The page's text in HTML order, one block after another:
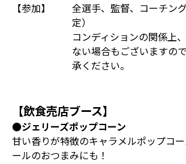
【参加】
全選手、監督、コーチン
定）
コンディションの関係上
ない場合もございますの
承ください。
【飲食売店ブース】
●ジェリーズポップコーン
甘い香りが特徴のキャラメルポップコ
ールのおつまみにも！